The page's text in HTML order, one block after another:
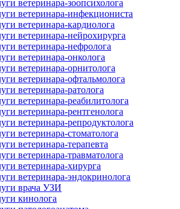
ветеринара-зоопсихолога
ветеринара-инфекциониста
ветеринара-кардиолога
ветеринара-нейрохирурга
ветеринара-нефролога
ветеринара-онколога
ветеринара-орнитолога
ветеринара-офтальмолога
ветеринара-ратолога
ветеринара-реабилитолога
ветеринара-рентгенолога
ветеринара-репродуктолога
ветеринара-стоматолога
ветеринара-терапевта
ветеринара-травматолога
ветеринара-хирурга
ветеринара-эндокринолога
врача УЗИ
кинолога